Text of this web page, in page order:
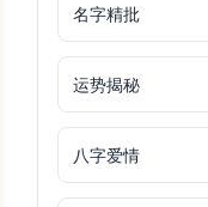
名字精批
运势揭秘
八字爱情